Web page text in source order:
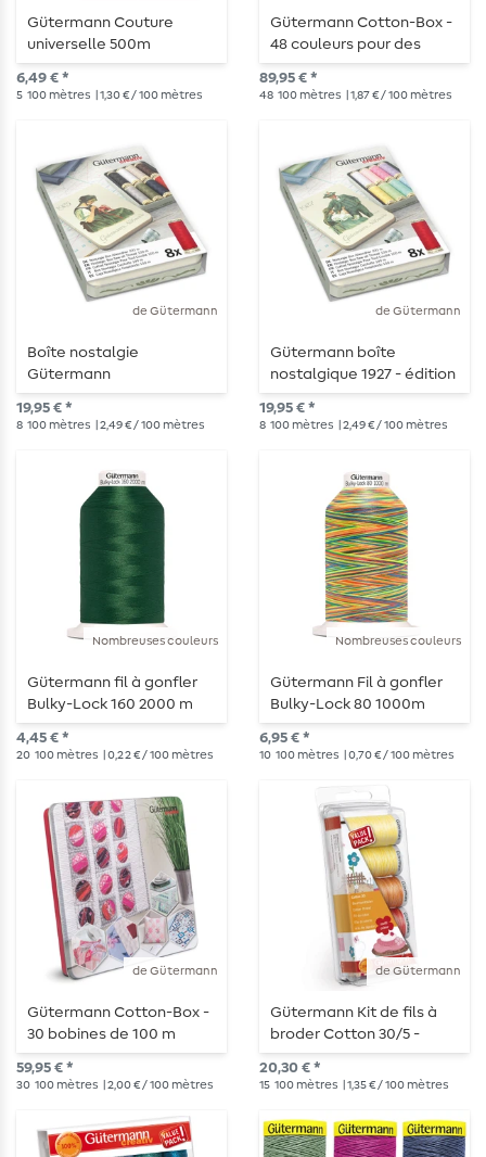
Gütermann Couture
universelle 500m
6,49 € *
5 100 mètres | 1,30 € / 100 mètres
Gütermann Cotton-Box -
48 couleurs pour des
idées de couture infinies
89,95 € *
48 100 mètres | 1,87 € / 100 mètres
de Gütermann
Boîte nostalgie
Gütermann
19,95 € *
8 100 mètres | 2,49 € / 100 mètres
de Gütermann
Gütermann boîte
nostalgique 1927 - édition
pastel
19,95 € *
8 100 mètres | 2,49 € / 100 mètres
Nombreuses couleurs
Gütermann fil à gonfler
Bulky-Lock 160 2000 m
4,45 € *
20 100 mètres | 0,22 € / 100 mètres
Nombreuses couleurs
Gütermann Fil à gonfler
Bulky-Lock 80 1000m
multicolore
6,95 € *
10 100 mètres | 0,70 € / 100 mètres
de Gütermann
Gütermann Cotton-Box -
30 bobines de 100 m
59,95 € *
30 100 mètres | 2,00 € / 100 mètres
de Gütermann
Gütermann Kit de fils à
broder Cotton 30/5 -
Jaune-Rouge 5 x 300m
20,30 € *
15 100 mètres | 1,35 € / 100 mètres